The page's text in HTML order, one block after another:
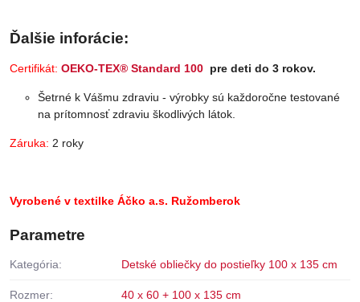
Ďalšie inforácie:
Certifikát: OEKO-TEX® Standard 100 pre deti do 3 rokov.
Šetrné k Vášmu zdraviu - výrobky sú každoročne testované
na prítomnosť zdraviu škodlivých látok.
Záruka: 2 roky
Vyrobené v textilke Áčko a.s. Ružomberok
Parametre
Kategória: Detské obliečky do postieľky 100 x 135 cm
Rozmer: 40 x 60 + 100 x 135 cm